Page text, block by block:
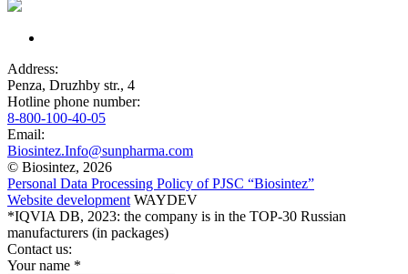
Address:
Penza, Druzhby str., 4
Hotline phone number:
8-800-100-40-05
Email:
Biosintez.Info@sunpharma.com
© Biosintez, 2026
Personal Data Processing Policy of PJSC “Biosintez”
Website development WAYDEV
*IQVIA DB, 2023: the company is in the TOP-30 Russian
manufacturers (in packages)
Contact us:
Your name *